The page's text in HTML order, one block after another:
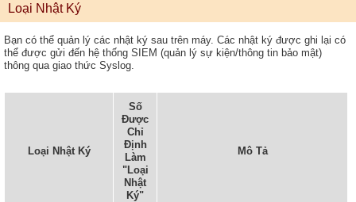
Loại Nhật Ký
Bạn có thể quản lý các nhật ký sau trên máy. Các nhật ký được ghi lại có
thể được gửi đến hệ thống SIEM (quản lý sự kiện/thông tin bảo mật)
thông qua giao thức Syslog.
Loại Nhật Ký
Số
Được
Chỉ
Định
Làm
"Loại
Nhật
Ký"
Mô Tả